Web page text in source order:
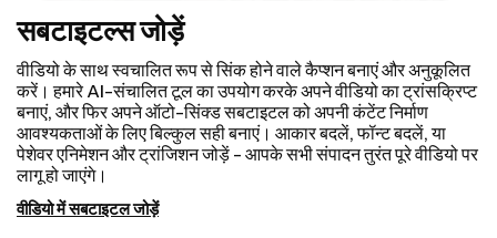
सबटाइटल्स जोड़ें
वीडियो के साथ स्वचालित रूप से सिंक होने वाले कैप्शन बनाएं और अनुकूलित
करें। हमारे AI-संचालित टूल का उपयोग करके अपने वीडियो का ट्रांसक्रिप्ट
बनाएं, और फिर अपने ऑटो-सिंक्ड सबटाइटल को अपनी कंटेंट निर्माण
आवश्यकताओं के लिए बिल्कुल सही बनाएं। आकार बदलें, फॉन्ट बदलें, या
पेशेवर एनिमेशन और ट्रांजिशन जोड़ें - आपके सभी संपादन तुरंत पूरे वीडियो पर
लागू हो जाएंगे।
वीडियो में सबटाइटल जोड़ें